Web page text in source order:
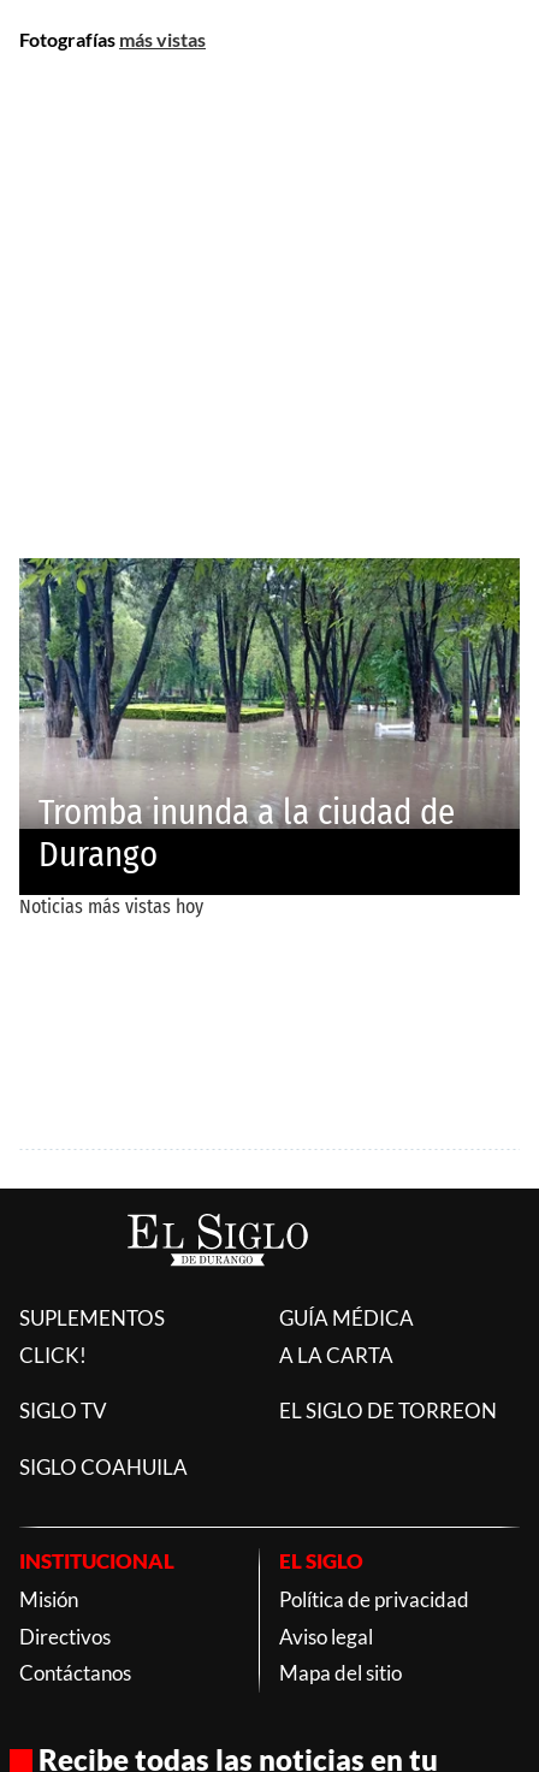
Fotografías más vistas
SUPLEMENTOS
CLICK!
GUÍA MÉDICA
A LA CARTA
SIGLO TV EL SIGLO DE TORREON
SIGLO COAHUILA
INSTITUCIONAL
Misión
Directivos
Contáctanos
EL SIGLO
Política de privacidad
Aviso legal
Mapa del sitio
Recibe todas las noticias en tu